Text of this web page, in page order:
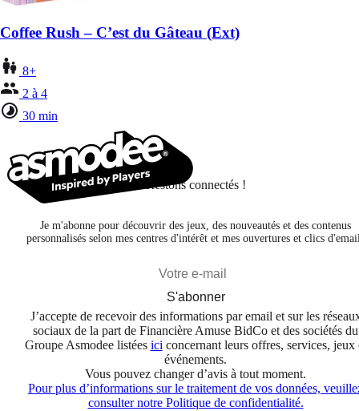
Coffee Rush – C’est du Gâteau (Ext)
8+
2 à 4
30 min
Restons connectés !
Je m'abonne pour découvrir des jeux, des nouveautés et des contenus
personnalisés selon mes centres d'intérêt et mes ouvertures et clics
S'abonner
J’accepte de recevoir des informations par email et sur les
sociaux de la part de Financière Amuse BidCo et des sociétés du
Groupe Asmodee listées ici concernant leurs offres, services, jeux
événements.
Vous pouvez changer d’avis à tout moment.
Pour plus d’informations sur le traitement de vos données,
consulter notre Politique de confidentialité.